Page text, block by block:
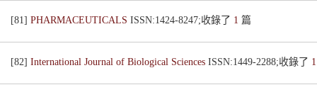
[81] PHARMACEUTICALS ISSN:1424-8247;收錄了 1 篇
[82] International Journal of Biological Sciences ISSN:1449-2288;收錄了